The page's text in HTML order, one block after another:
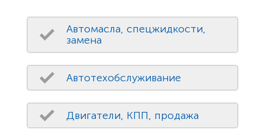
Автомасла, спецжидкости,
замена
Автотехобслуживание
Двигатели, КПП, продажа